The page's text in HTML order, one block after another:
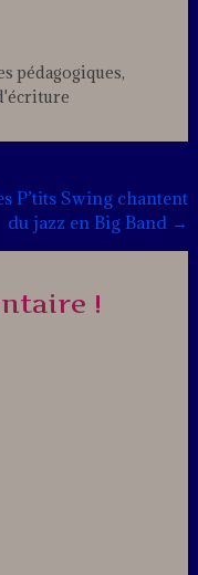
pédagogiques,
a
P’tits Swing chantent
du jazz en Big Band →
!